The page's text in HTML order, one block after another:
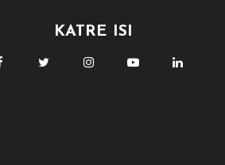
KATRE ISI